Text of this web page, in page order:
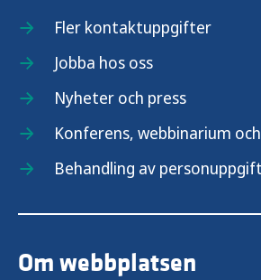
Fler kontaktuppgifter
Jobba hos oss
Nyheter och press
Konferens, webbinarium
Behandling av
Om webbplatsen